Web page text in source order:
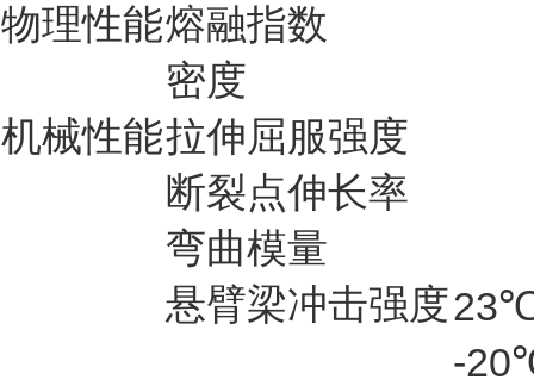
物理性能熔融指数
密度
机械性能拉伸屈服强度
断裂点伸长率
弯曲模量
悬臂梁冲击强度
-